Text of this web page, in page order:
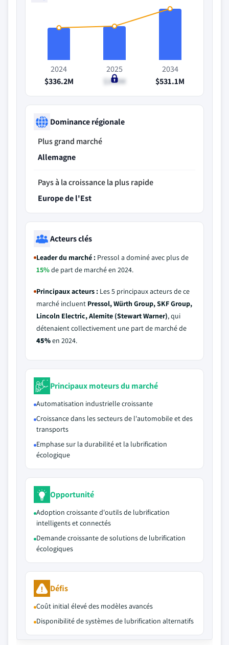
2024
$336.2M
2025
$349M
2034
$531.1M
Dominance régionale
Plus grand marché
Allemagne
Pays à la croissance la plus rapide
Europe de l'Est
Acteurs clés
Leader du marché : Pressol a dominé avec plus de
15%de part de marché en 2024.
Principaux acteurs : Les 5 principaux acteurs de ce
marché incluent Pressol, Würth Group, SKF Group,
Lincoln Electric, Alemite (Stewart Warner), qui
détenaient collectivement une part de marché de
45%en 2024.
Principaux moteurs du marché
Automatisation industrielle croissante
Croissance dans les secteurs de l'automobile et des
transports
Emphase sur la durabilité et la lubrification
écologique
Opportunité
Adoption croissante d'outils de lubrification
intelligents et connectés
Demande croissante de solutions de lubrification
écologiques
Défis
Coût initial élevé des modèles avancés
Disponibilité de systèmes de lubrification alternatifs